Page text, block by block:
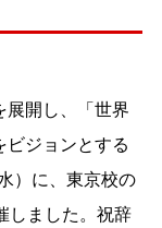
展開し、「世界
ビジョンとする
）に、東京校の
しました。祝辞